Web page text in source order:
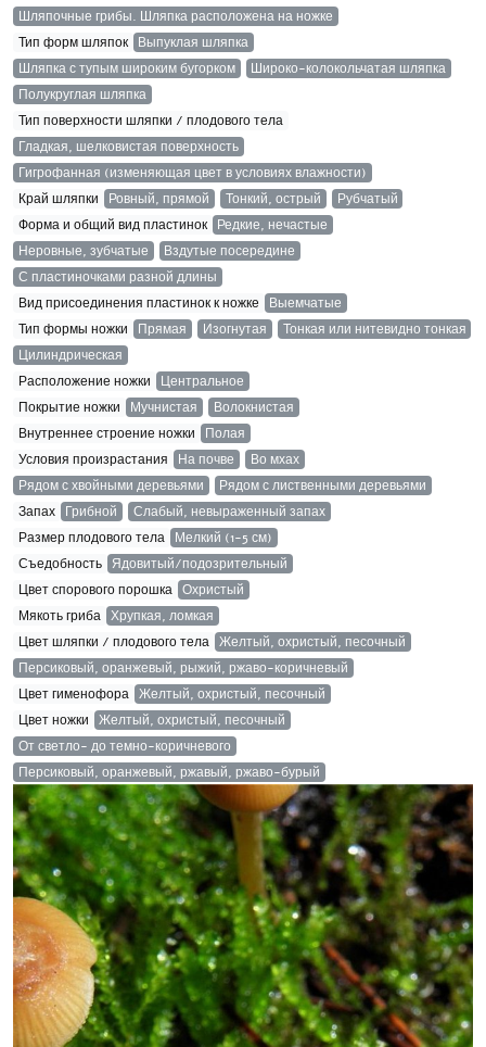
Шляпочные грибы. Шляпка расположена на ножке
Тип форм шляпок
Выпуклая шляпка
Шляпка с тупым широким бугорком
Широко-колокольчатая шляпка
Полукруглая шляпка
Тип поверхности шляпки / плодового тела
Гладкая, шелковистая поверхность
Гигрофанная (изменяющая цвет в условиях влажности)
Край шляпки
Ровный, прямой Тонкий, острый
Рубчатый
Форма и общий вид пластинок
Редкие, нечастые
Неровные, зубчатые
Вздутые посередине
С пластиночками разной длины
Вид присоединения пластинок к ножке
Выемчатые
Тип формы ножки
Прямая Изогнутая
Тонкая или нитевидно тонкая
Цилиндрическая
Расположение ножки
Центральное
Покрытие ножки
Мучнистая
Волокнистая
Внутреннее строение ножки
Полая
Условия произрастания
На почве
Во мхах
Рядом с хвойными деревьями
Рядом с лиственными деревьями
Запах
Грибной
Слабый, невыраженный запах
Размер плодового тела
Мелкий (1-5 см)
Съедобность
Ядовитый/подозрительный
Цвет спорового порошка Охристый
Мякоть гриба Хрупкая, ломкая
Цвет шляпки / плодового тела Желтый, охристый, песочный
Персиковый, оранжевый, рыжий, ржаво-коричневый
Цвет гименофора Желтый, охристый, песочный
Цвет ножки
Желтый, охристый, песочный
От светло- до темно-коричневого
Персиковый, оранжевый, ржавый, ржаво-бурый